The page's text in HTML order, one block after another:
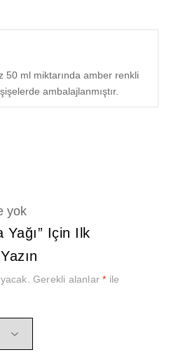
50 ml miktarında amber renkli
ambalajlanmıştır.
yok
Yağı” Için Ilk
Gerekli alanlar* ile